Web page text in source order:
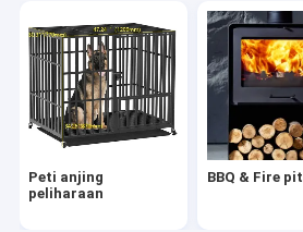
lemari penyimpanan
lemari loker baja
Lemari arsip
Peti anjing
peliharaan
BBQ & Fire pit